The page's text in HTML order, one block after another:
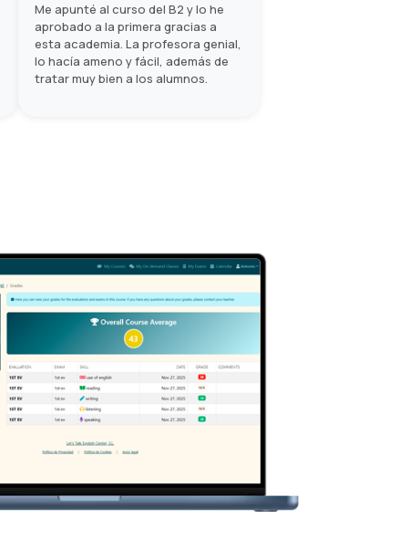
Me apunté al curso del B2 y lo he
aprobado a la primera gracias a
esta academia. La profesora genial,
lo hacía ameno y fácil, además de
tratar muy bien a los alumnos.